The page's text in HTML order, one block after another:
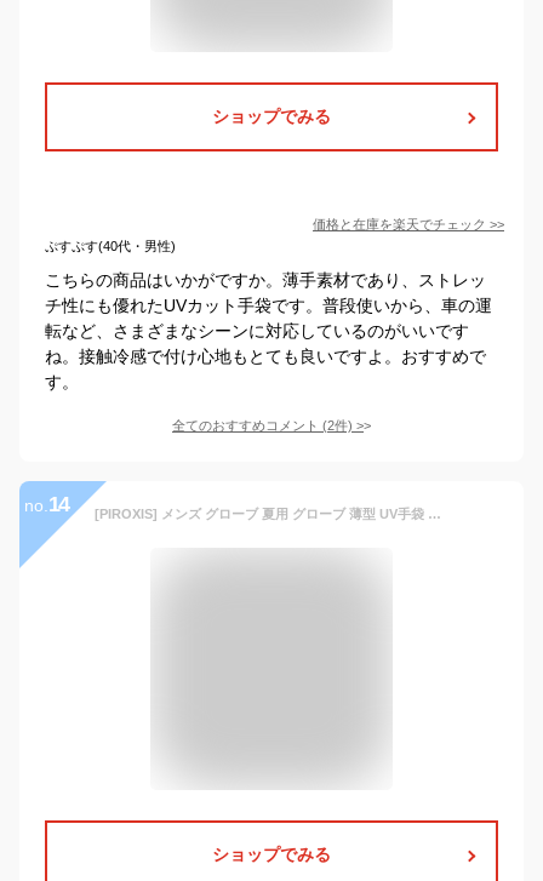
ショップでみる
価格と在庫を楽天でチェック >>
ぷすぷす(40代・男性)
こちらの商品はいかがですか。薄手素材であり、ストレッ
チ性にも優れたUVカット手袋です。普段使いから、車の運
転など、さまざまなシーンに対応しているのがいいです
ね。接触冷感で付け心地もとても良いですよ。おすすめで
す。
全てのおすすめコメント (2件) >
no. 14 [PIROXIS] メンズ グローブ 夏用 グローブ 薄型 UV手袋 接触冷感【UVカット・通気性あり・滑り止め加工・タッチパネル対応】日焼け対策 釣り・自転車・運転 男女兼用 (ブラック, L-男性向)
ショップでみる